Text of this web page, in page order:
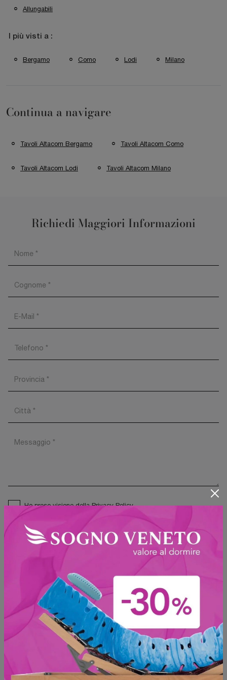
Allungabili
I più visti a :
Bergamo Como Lodi Milano
Continua a navigare
Tavoli Altacom Bergamo Tavoli Altacom Como
Tavoli Altacom Lodi Tavoli Altacom Milano
Sfoglia i cataloghi
Richiedi Maggiori Informazioni
Ho preso visione dellaPrivacy Policy
Invia